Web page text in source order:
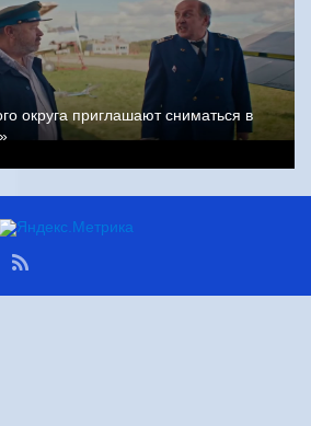
округа приглашают сниматься в